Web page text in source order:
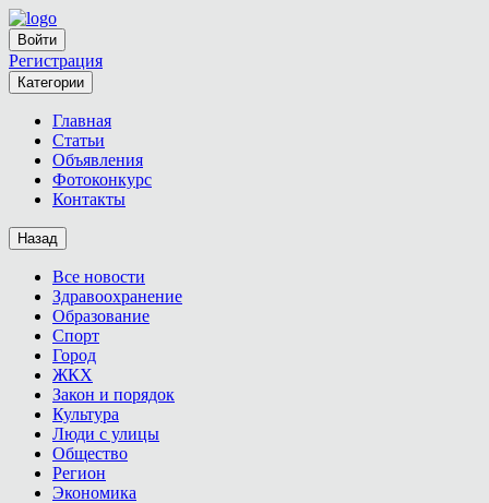
Войти
Регистрация
Категории
Главная
Статьи
Объявления
Фотоконкурс
Контакты
Назад
Все новости
Здравоохранение
Образование
Спорт
Город
ЖКХ
Закон и порядок
Культура
Люди с улицы
Общество
Регион
Экономика